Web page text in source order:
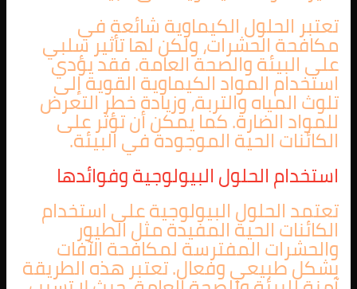
تعتبر الحلول الكيماوية شائعة في
مكافحة الحشرات، ولكن لها تأثير سلبي
على البيئة والصحة العامة. فقد يؤدي
استخدام المواد الكيماوية القوية إلى
تلوث المياه والتربة، وزيادة خطر التعرض
للمواد الضارة. كما يمكن أن تؤثر على
الكائنات الحية الموجودة في البيئة.
استخدام الحلول البيولوجية وفوائدها
تعتمد الحلول البيولوجية على استخدام
الكائنات الحية المفيدة مثل الطيور
والحشرات المفترسة لمكافحة الآفات
بشكل طبيعي وفعال. تعتبر هذه الطريقة